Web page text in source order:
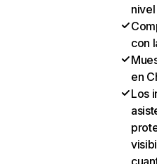
con
en
Los